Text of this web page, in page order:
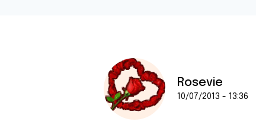
Rosevie
10/07/2013 - 13:36